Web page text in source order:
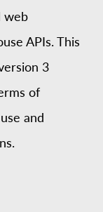
web
APIs. This
3
of
and